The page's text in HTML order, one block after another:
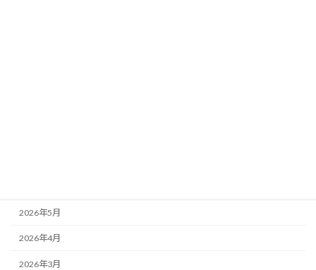
2026年5月
2026年4月
2026年3月